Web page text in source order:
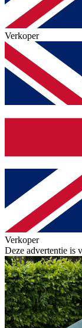
Verkoper
Verkoper
Deze advertentie is